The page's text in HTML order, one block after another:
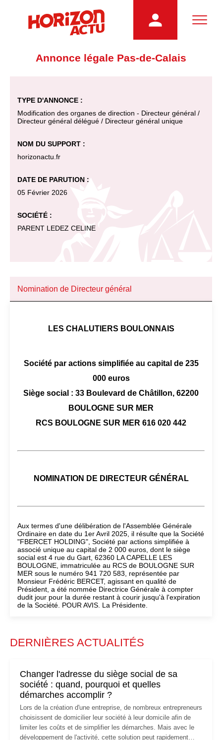
Annonce légale Pas-de-Calais
TYPE D'ANNONCE :
Modification des organes de direction - Directeur général /
Directeur général délégué / Directeur général unique
NOM DU SUPPORT :
horizonactu.fr
DATE DE PARUTION :
05 Février 2026
SOCIÉTÉ :
PARENT LEDEZ CELINE
Nomination de Directeur général
LES CHALUTIERS BOULONNAIS
Société par actions simplifiée au capital de 235
000 euros
Siège social : 33 Boulevard de Châtillon, 62200
BOULOGNE SUR MER
RCS BOULOGNE SUR MER 616 020 442
NOMINATION DE DIRECTEUR GÉNÉRAL
Aux termes d'une délibération de l'Assemblée Générale
Ordinaire en date du 1er Avril 2025, il résulte que la Société
"FBERCET HOLDING", Société par actions simplifiée à
associé unique au capital de 2 000 euros, dont le siège
social est 4 rue du Gart, 62360 LA CAPELLE LES
BOULOGNE, immatriculée au RCS de BOULOGNE SUR
MER sous le numéro 941 720 583, représentée par
Monsieur Frédéric BERCET, agissant en qualité de
Président, a été nommée Directrice Générale à compter
dudit jour pour la durée restant à courir jusqu'à l'expiration
de la Société. POUR AVIS. La Présidente.
DERNIÈRES ACTUALITÉS
Changer l'adresse du siège social de sa
société : quand, pourquoi et quelles
démarches accomplir ?
Lors de la création d'une entreprise, de nombreux entrepreneurs
choisissent de domicilier leur société à leur domicile afin de
limiter les coûts et de simplifier les démarches. Mais avec le
développement de l'activité, cette solution peut rapidement